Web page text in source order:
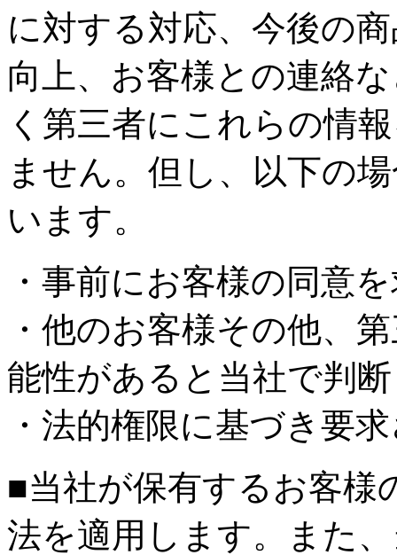
に対する対応、今後の
向上、お客様との連絡
く第三者にこれらの情
ません。但し、以下の
います。
・事前にお客様の同意
・他のお客様その他、
能性があると当社で判
・法的権限に基づき要
■当社が保有するお客様
法を適用します。また